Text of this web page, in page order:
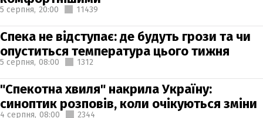
5 серпня, 20:00 11439
Спека не відступає: де будуть грози та чи
опуститься температура цього тижня
5 серпня, 08:00 1312
"Спекотна хвиля" накрила Україну:
синоптик розповів, коли очікуються зміни
4 серпня, 08:00 2344